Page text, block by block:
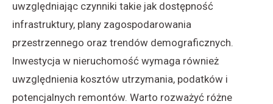
uwzględniając czynniki takie jak dostępność
infrastruktury, plany zagospodarowania
przestrzennego oraz trendów demograficznych.
Inwestycja w nieruchomość wymaga również
uwzględnienia kosztów utrzymania, podatków i
potencjalnych remontów. Warto rozważyć różne